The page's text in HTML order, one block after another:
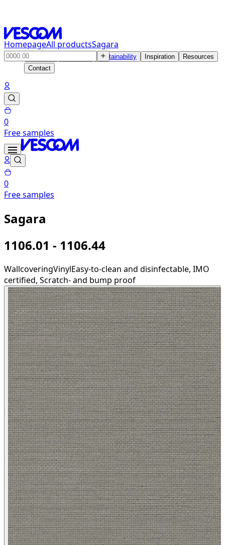
HomepageAll productsSagara
Products Sustainability Inspiration
Resources
Contact
0
Free samples
0
Free samples
Sagara
1106.01 - 1106.44
WallcoveringVinylEasy-to-clean and disinfectable, IMO
certified, Scratch- and bump proof